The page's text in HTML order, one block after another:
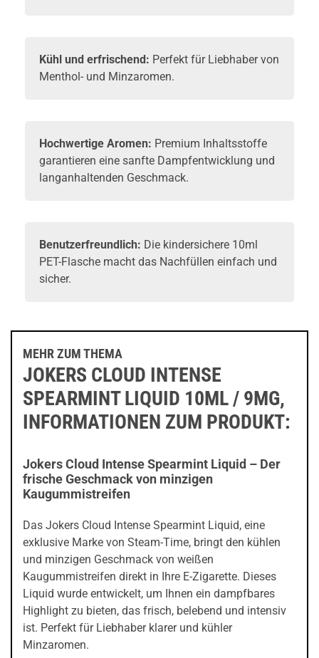
Kühl und erfrischend: Perfekt für Liebhaber von
Menthol- und Minzaromen.
Hochwertige Aromen: Premium Inhaltsstoffe
garantieren eine sanfte Dampfentwicklung und
langanhaltenden Geschmack.
Benutzerfreundlich: Die kindersichere 10ml
PET-Flasche macht das Nachfüllen einfach und
sicher.
MEHR ZUM THEMA
JOKERS CLOUD INTENSE
SPEARMINT LIQUID 10ML / 9MG,
INFORMATIONEN ZUM PRODUKT:
Jokers Cloud Intense Spearmint Liquid – Der
frische Geschmack von minzigen
Kaugummistreifen
Das Jokers Cloud Intense Spearmint Liquid, eine
exklusive Marke von Steam-Time, bringt den kühlen
und minzigen Geschmack von weißen
Kaugummistreifen direkt in Ihre E-Zigarette. Dieses
Liquid wurde entwickelt, um Ihnen ein dampfbares
Highlight zu bieten, das frisch, belebend und intensiv
ist. Perfekt für Liebhaber klarer und kühler
Minzaromen.